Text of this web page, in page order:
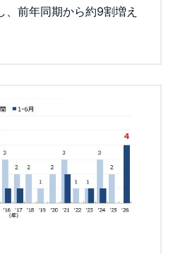
、前年同期から約9割増え